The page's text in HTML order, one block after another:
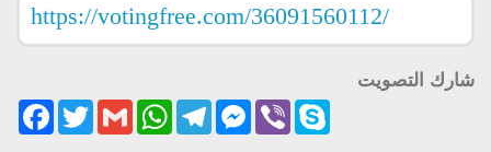
شارك التصويت
TwitterGmail
WhatsAppTelegram
Messenger ViberSkype